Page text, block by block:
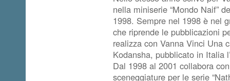
nella miniserie “Mondo Naif”
1998. Sempre nel 1998 è nel
che riprende le pubblicazioni
realizza con Vanna Vinci Una
Kodansha, pubblicato in Italia
Dal 1998 al 2001 collabora
sceneggiature per le serie